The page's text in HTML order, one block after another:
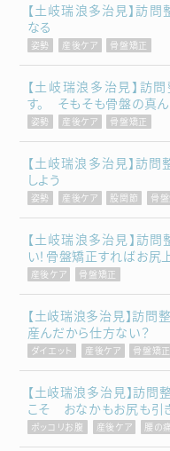
【土岐瑞浪多治見】訪
なる
姿勢 産後ケア 骨盤矯正
【土岐瑞浪多治見】
す。 そもそも骨盤の真
姿勢 産後ケア 骨盤矯正
【土岐瑞浪多治見】訪
しよう
姿勢 産後ケア 股関節 骨
【土岐瑞浪多治見】訪
い！骨盤矯正すればお尻
産後ケア 骨盤矯正
【土岐瑞浪多治見】訪
産んだから仕方ない？
ダイエット 産後ケア 骨盤矯正
【土岐瑞浪多治見】訪
こそ おなかもお尻も引
ポッコリお腹 産後ケア 腰の